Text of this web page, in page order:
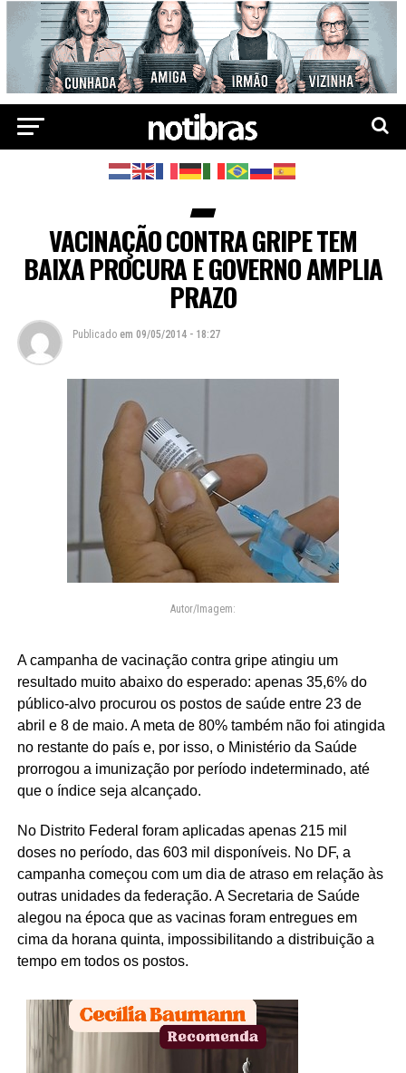
VACINAÇÃO CONTRA GRIPE TEM
BAIXA PROCURA E GOVERNO AMPLIA
PRAZO
Publicado em 09/05/2014 - 18:27
Autor/Imagem:
A campanha de vacinação contra gripe atingiu um
resultado muito abaixo do esperado: apenas 35,6% do
público-alvo procurou os postos de saúde entre 23 de
abril e 8 de maio. A meta de 80% também não foi atingida
no restante do país e, por isso, o Ministério da Saúde
prorrogou a imunização por período indeterminado, até
que o índice seja alcançado.
No Distrito Federal foram aplicadas apenas 215 mil
doses no período, das 603 mil disponíveis. No DF, a
campanha começou com um dia de atraso em relação às
outras unidades da federação. A Secretaria de Saúde
alegou na época que as vacinas foram entregues em
cima da horana quinta, impossibilitando a distribuição a
tempo em todos os postos.